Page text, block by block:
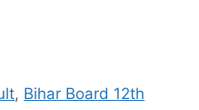
, Bihar Board 12th